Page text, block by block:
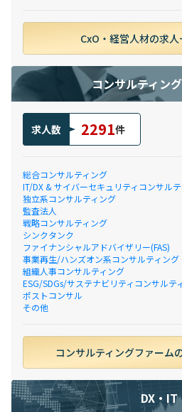
CxO・経営人材の求
コンサルティン
求人数 2291件
総合コンサルティング
IT/DX & サイバーセキュリティコンサル
独立系コンサルティング
監査法人
戦略コンサルティング
シンクタンク
ファイナンシャルアドバイザリー(FAS)
事業再生/ハンズオン系コンサルティング
組織人事コンサルティング
ESG/SDGs/サステナビリティコンサルテ
ポストコンサル
その他
コンサルティングファーム
DX・IT